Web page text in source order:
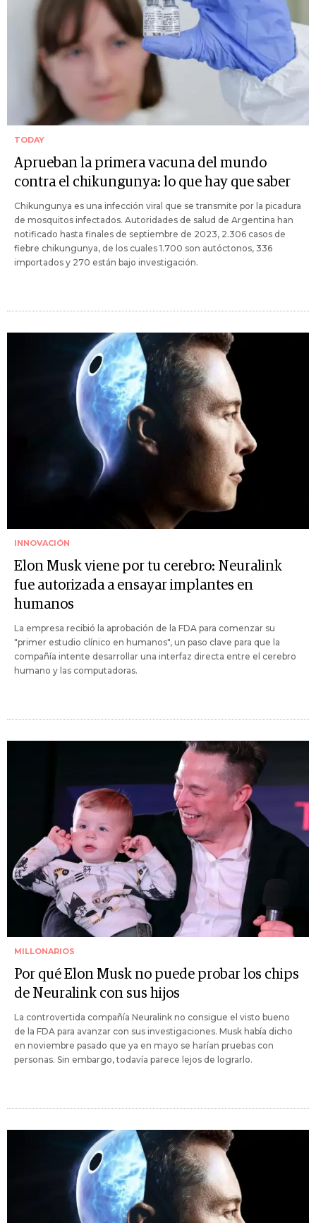
TODAY
Aprueban la primera vacuna del mundo
contra el chikungunya: lo que hay que saber
Chikungunya es una infección viral que se transmite por la picadura
de mosquitos infectados. Autoridades de salud de Argentina han
notificado hasta finales de septiembre de 2023, 2.306 casos de
fiebre chikungunya, de los cuales 1.700 son autóctonos, 336
importados y 270 están bajo investigación.
INNOVACIÓN
Elon Musk viene por tu cerebro: Neuralink
fue autorizada a ensayar implantes en
humanos
La empresa recibió la aprobación de la FDA para comenzar su
"primer estudio clínico en humanos", un paso clave para que la
compañía intente desarrollar una interfaz directa entre el cerebro
humano y las computadoras.
MILLONARIOS
Por qué Elon Musk no puede probar los chips
de Neuralink con sus hijos
La controvertida compañía Neuralink no consigue el visto bueno
de la FDA para avanzar con sus investigaciones. Musk había dicho
en noviembre pasado que ya en mayo se harían pruebas con
personas. Sin embargo, todavía parece lejos de lograrlo.